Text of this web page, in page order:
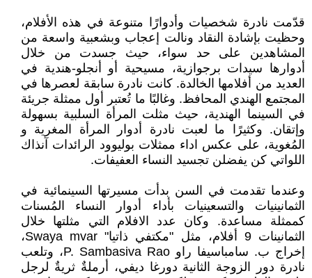
قدّمت نادرة شخصيات وأدوارًا متنوعة في هذه الأفلام،
وحظيت بإشادة النقاد ونالت إعجاب وبشعبية واسعة من
المشاهدين على حد سواء، حيث جسدت من خلال
أدوارها سيدات برجوازية، مسيحية أو أنجلو-هندية في
العديد من أفلامها الخالدة. كانت نادرة سابقة لعصرها في
المجتمع الهندي المحافظ. وغالبًا ما تُعتبر أول ممثلة جريئة
في السينما الهندية، حيث مثلت المرأة السلبية بسهولة
وإتقان. وكثيرًا ما لعبت نادرة أدوار المرأة المغرية و
المُغوية، على عكس اداء ممثلات بوليوود الرائدات آنذاك
اللواتي كن يفضلن تجسيد النساء العفيفات.
وعندما تقدمت في السن بدأت مسيرتها السينمائية في
الثمانينيات والتسعينيات بأداء أدوار النساء المُسنات
كممثلة مساعدة. وكان عدد الافلام التي مثلتها خلال
الثمانينات 9 أفلام، مثل "مكتفي ذاتيا" Swaya mvar،
إخراج ب. سامباسيفا راو P. Sambasiva Rao، وتلعب
نادرة دور الزوجة الثانية دورغا ديفي، أرملةٌ ثريةٌ لرجل